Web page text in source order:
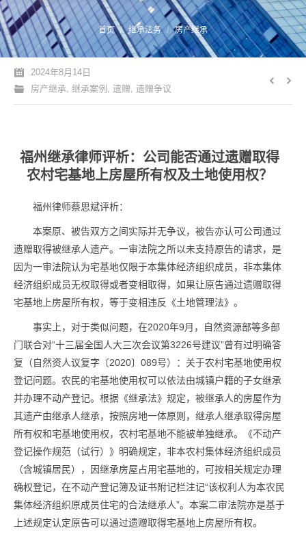
您的位置： 首页 继承法务 房产继承
2024年8月14日
房产继承, 继承案例 , 遗赠, 遗赠争议
福州继承律师评析：公司能否通过遗赠取得
农村宅基地上房屋所有权及土地使用权？
福州律师蔡思斌评析：
本案原、被告双方之间实际并无争议，被告亦认可公司通过
遗赠取得被继承人遗产。一审法院之所以未支持原告的请求，是
因为一审法院认为宅基地仅限于本集体经济组织成员，非本集体
经济组织成员无权取得或者变相取得，如果让原告通过遗赠取得
宅基地上房屋所有权，等于变相违反《土地管理法》。
事实上，对于类似问题，在2020年9月，自然资源部等多部
门联合对“十三届全国人大三次会议第3226号建议”曾有过明确答
复（自然资人议复字〔2020〕089号）：关于农村宅基地使用权
登记问题。农民的宅基地使用权可以依法由城镇户籍的子女继承
并办理不动产登记。根据《继承法》规定，被继承人的房屋作为
其遗产由继承人继承，按照房地一体原则，继承人继承取得房屋
所有权和宅基地使用权，农村宅基地不能被单独继承。《不动产
登记操作规范（试行）》明确规定，非本农村集体经济组织成员
（含城镇居民），因继承房屋占用宅基地的，可按相关规定办理
确权登记，在不动产登记簿及证书附记栏注记“该权利人为本农民
集体经济组织原成员住宅的合法继承人”。本案二审法院亦是基于
上述规定认定原告可以通过遗赠取得宅基地上房屋所有权。